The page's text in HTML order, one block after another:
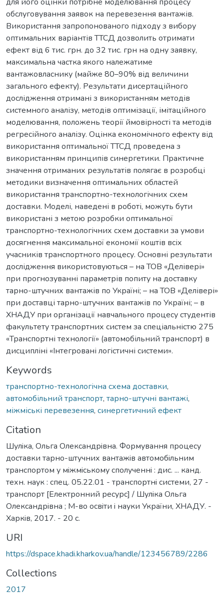
обслуговування заявок на перевезення вантажів.
Використання запропонованого підходу з вибору
оптимальних варіантів ТТСД дозволить отримати
ефект від 6 тис. грн. до 32 тис. грн на одну заявку,
максимальна частка якого належатиме
вантажовласнику (майже 80–90% від величини
загального ефекту). Результати дисертаційного
дослідження отримані з використанням методів
системного аналізу, методів оптимізації, імітаційного
моделювання, положень теорії ймовірності та методів
регресійного аналізу. Оцінка економічного ефекту від
використання оптимальної ТТСД проведена з
використанням принципів синергетики. Практичне
значення отриманих результатів полягає в розробці
методики визначення оптимальних областей
використання транспортно-технологічних схем
доставки. Моделі, наведені в роботі, можуть бути
використані з метою розробки оптимальної
транспортно-технологічних схем доставки за умови
досягнення максимальної економії коштів всіх
учасників транспортного процесу. Основні результати
дослідження використовуються – на ТОВ «Делівері»
при прогнозуванні параметрів попиту на доставку
тарно-штучних вантажів по Україні; – на ТОВ «Делівері»
при доставці тарно-штучних вантажів по Україні; – в
ХНАДУ при організації навчального процесу студентів
факультету транспортних систем за спеціальністю 275
«Транспортні технології» (автомобільний транспорт) в
дисципліні «Інтегровані логістичні системи».
Keywords
транспортно-технологічна схема доставки,
автомобільний транспорт, тарно-штучні вантажі,
міжміські перевезення, синергетичний ефект
Citation
Шулiка, Ольга Олександрiвна. Формування процесу
доставки тарно-штучних вантажiв автомобiльним
транспортом у мiжмiському сполученнi : дис. ... канд.
техн. наук : спец. 05.22.01 - транспортнi системи, 27 -
транспорт [Електронний ресурс] / Шулiка Ольга
Олександрiвна ; М-во освiти i науки України, ХНАДУ. -
Харкiв, 2017. - 20 с.
URI
https://dspace.khadi.kharkov.ua/handle/123456789/2286
Collections
2017